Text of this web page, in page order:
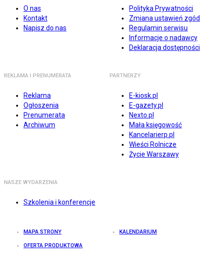
O nas
Kontakt
Napisz do nas
Polityka Prywatności
Zmiana ustawień zgód
Regulamin serwisu
Informacje o nadawcy
Deklaracja dostępności
REKLAMA I PRENUMERATA
Reklama
Ogłoszenia
Prenumerata
Archiwum
PARTNERZY
E-kiosk.pl
E-gazety.pl
Nexto.pl
Mała księgowość
Kancelarierp.pl
Wieści Rolnicze
Życie Warszawy
NASZE WYDARZENIA
Szkolenia i konferencje
MAPA STRONY KALENDARIUM
OFERTA PRODUKTOWA